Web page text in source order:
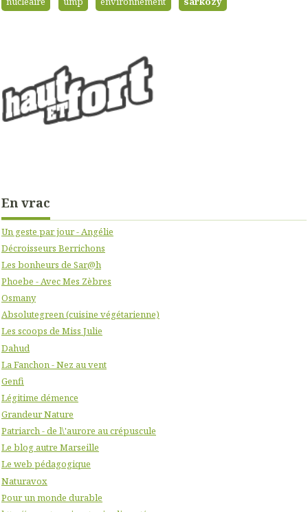
En vrac
Un geste par jour - Angélie
Décroisseurs Berrichons
Les bonheurs de Sar@h
Phoebe - Avec Mes Zèbres
Osmany
Absolutegreen (cuisine végétarienne)
Les scoops de Miss Julie
Dahud
La Fanchon - Nez au vent
Genfi
Légitime démence
Grandeur Nature
Patriarch - de l\'aurore au crépuscule
Le blog autre Marseille
Le web pédagogique
Naturavox
Pour un monde durable